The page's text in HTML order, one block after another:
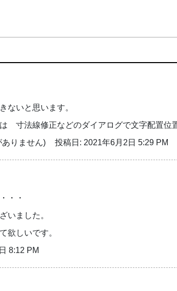
ないと思います。
寸法線修正などのダイアログで文字配置位
りません)
投稿日: 2021年6月2日 5:29 PM
・・
いました。
欲しいです。
8:12 PM